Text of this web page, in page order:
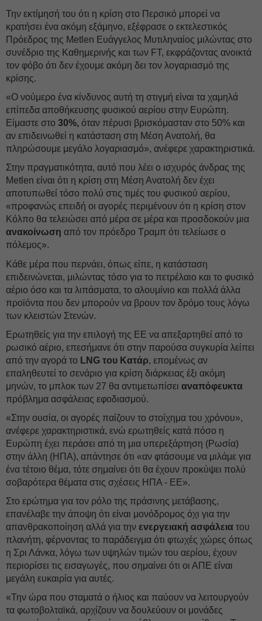
Την εκτίμησή του ότι η κρίση στο Περσικό μπορεί να
κρατήσει ένα ακόμη εξάμηνο, εξέφρασε ο εκτελεστικός
Πρόεδρος της Metlen Ευάγγελος Μυτιληναίος μιλώντας στο
συνέδριο της Καθημερινής και των FT, εκφράζοντας ανοικτά
τον φόβο ότι δεν έχουμε ακόμη δει τον λογαριασμό της
κρίσης.
«Ο νούμερο ένα κίνδυνος αυτή τη στιγμή είναι τα χαμηλά
επίπεδα αποθήκευσης φυσικού αερίου στην Ευρώπη.
Είμαστε στο 30%, όταν πέρυσι βρισκόμασταν στο 50% και
αν επιδεινωθεί η κατάσταση στη Μέση Ανατολή, θα
πληρώσουμε μεγάλο λογαριασμό», ανέφερε χαρακτηριστικά.
Στην πραγματικότητα, αυτό που λέει ο ισχυρός άνδρας της
Metlen είναι ότι η κρίση στη Μέση Ανατολή δεν έχει
αποτυπωθεί τόσο πολύ στις τιμές του φυσικού αερίου,
«προφανώς επειδή οι αγορές περιμένουν ότι η κρίση στον
Κόλπο θα τελειώσει από μέρα σε μέρα και προσδοκούν μια
ανακοίνωση από τον πρόεδρο Τραμπ ότι τελείωσε ο
πόλεμος».
Κάθε μέρα που περνάει, όπως είπε, η κατάσταση
επιδεινώνεται, μιλώντας τόσο για το πετρέλαιο και το φυσικό
αέριο όσο και τα λιπάσματα, το αλουμίνιο και πολλά άλλα
προϊόντα που δεν μπορούν να βρουν τον δρόμο τους λόγω
των κλειστών Στενών.
Ερωτηθείς για την επιλογή της ΕΕ να απεξαρτηθεί από το
ρωσικό αέριο, επεσήμανε ότι στην παρούσα συγκυρία λείπει
από την αγορά το LNG του Κατάρ, επομένως αν
επαληθευτεί το σενάριο για κρίση διάρκειας έξι ακόμη
μηνών, το μπλοκ των 27 θα αντιμετωπίσει αναπόφευκτα
πρόβλημα ασφάλειας εφοδιασμού.
«Στην ουσία, οι αγορές παίζουν το στοίχημα του χρόνου»,
ανέφερε χαρακτηριστικά, ενώ ερωτηθείς κατά πόσο η
Ευρώπη έχει περάσει από τη μια υπερεξάρτηση (Ρωσία)
στην άλλη (ΗΠΑ), απάντησε ότι «αν φτάσουμε να μιλάμε για
ένα τέτοιο θέμα, τότε σημαίνει ότι θα έχουν προκύψει πολύ
σοβαρότερα θέματα στις σχέσεις ΗΠΑ - ΕΕ».
Στο ερώτημα για τον ρόλο της πράσινης μετάβασης,
επανέλαβε την άποψη ότι είναι μονόδρομος όχι για την
απανθρακοποίηση αλλά για την ενεργειακή ασφάλεια του
πλανήτη, φέρνοντας το παράδειγμα ότι φτωχές χώρες όπως
η Σρι Λάνκα, λόγω των υψηλών τιμών του αερίου, έχουν
περιορίσει τις εισαγωγές, που σημαίνει ότι οι ΑΠΕ είναι
μεγάλη ευκαιρία για αυτές.
«Την ώρα που σταματά ο ήλιος και παύουν να λειτουργούν
τα φωτοβολταϊκά, αρχίζουν να δουλεύουν οι μονάδες